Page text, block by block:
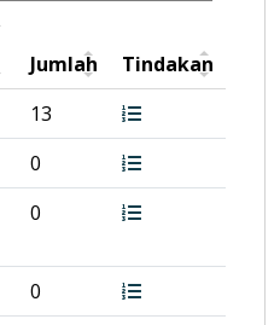
Jumlah
Tindakan
13
0
0
0